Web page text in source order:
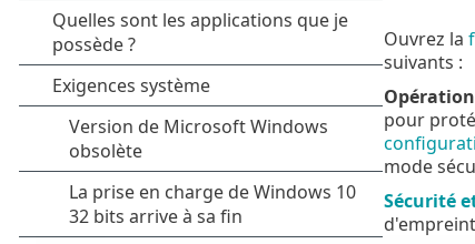
Ouvrez la
suivants :
pour
mode
Sécurité